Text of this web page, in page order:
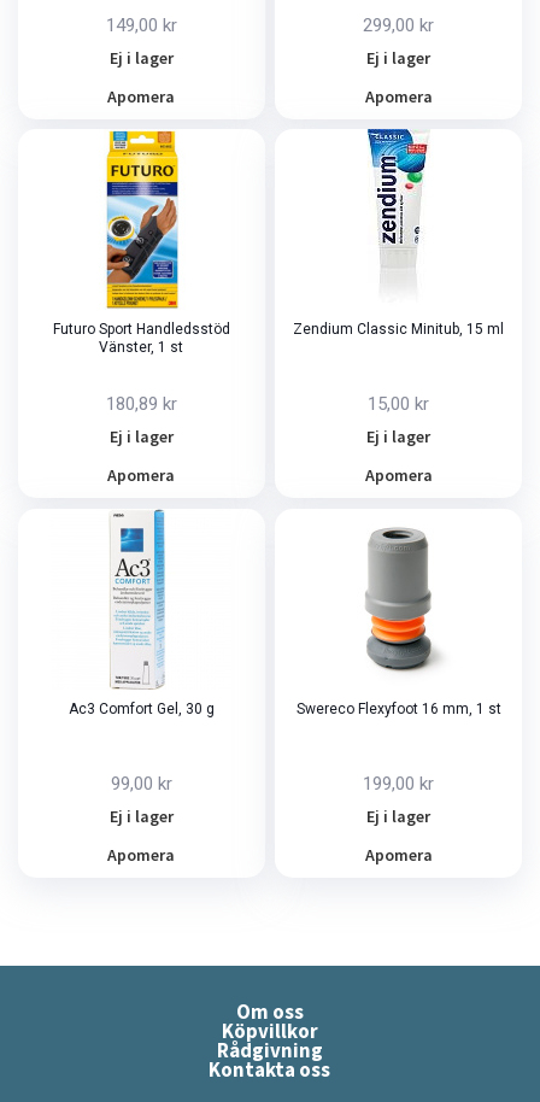
149,00 kr
Ej i lager
Apomera
299,00 kr
Ej i lager
Apomera
Futuro Sport Handledsstöd
Vänster, 1 st
180,89 kr
Ej i lager
Apomera
Zendium Classic Minitub, 15 ml
15,00 kr
Ej i lager
Apomera
Ac3 Comfort Gel, 30 g
99,00 kr
Ej i lager
Apomera
Swereco Flexyfoot 16 mm, 1 st
199,00 kr
Ej i lager
Apomera
Om oss
Köpvillkor
Rådgivning
Kontakta oss